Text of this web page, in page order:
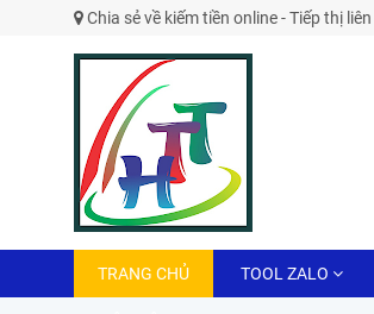
Chia sẻ về kiếm tiền online - Tiếp thị
TRANG CHỦ TOOL ZALO